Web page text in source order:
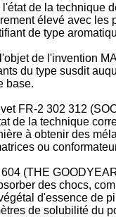
de la technique
élevé avec
de type
de l'invention
du type susdit
base.
FR-2 302 312
de la technique
à obtenir des
ou
(THE
des chocs,
d'essence de
de solubilité du